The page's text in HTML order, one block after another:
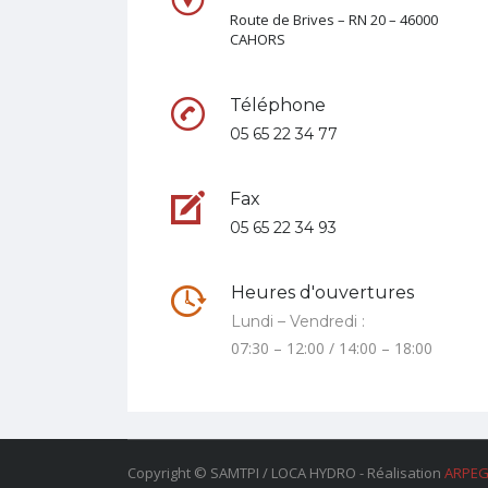
Route de Brives – RN 20 – 46000
CAHORS
Téléphone
05 65 22 34 77
Fax
05 65 22 34 93
Heures d'ouvertures
Lundi – Vendredi :
07:30 – 12:00 / 14:00 – 18:00
Copyright © SAMTPI / LOCA HYDRO - Réalisation